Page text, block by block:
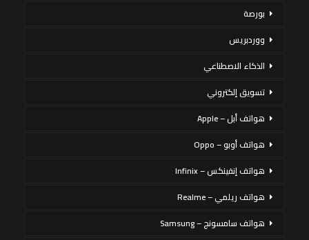
بورصة
ووردبريس
الذكاء الاصطناعي
تسويق إلكتروني
هواتف أبل – Apple
هواتف أوبو – Oppo
هواتف إنفينكس – Infinix
هواتف ريلمي – Realme
هواتف سامسونج – Samsung